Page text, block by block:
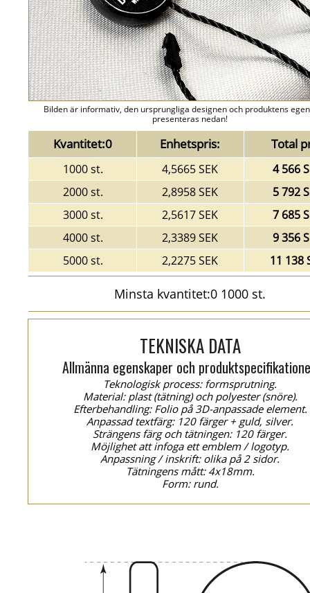
Bilden är informativ, den ursprungliga designen och produktens
presenteras nedan!
Kvantitet:0 Enhetspris: Total
1000 st. 4,5665 SEK
4 566
2000 st.
2,8958 SEK
5 792
3000 st.
2,5617 SEK
7 685
4000 st.
2,3389 SEK
9 356
5000 st.
2,2275 SEK 11 138
Minsta kvantitet:0 1000 st.
TEKNISKA DATA
Allmänna egenskaper och
Teknologisk process: formsprutning.
Material: plast (tätning) och polyester (snöre).
Efterbehandling: Folio på 3D-anpassade element.
Anpassad textfärg: 120 färger + guld, silver.
Strängens färg och tätningen: 120 färger.
Möjlighet att infoga ett emblem / logotyp.
Anpassning / inskrift: olika på 2 sidor.
Tätningens mått: 4x18mm.
Form: rund.